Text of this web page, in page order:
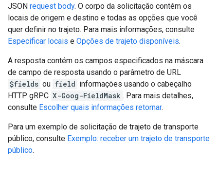
JSON request body. O corpo da solicitação contém os
locais de origem e destino e todas as opções que você
quer definir no trajeto. Para mais informações, consulte
Especificar locais e Opções de trajeto disponíveis.
A resposta contém os campos especificados na máscara
de campo de resposta usando o parâmetro de URL
$fields ou field informações usando o cabeçalho
HTTP gRPC X-Goog-FieldMask . Para mais detalhes,
consulte Escolher quais informações retornar.
Para um exemplo de solicitação de trajeto de transporte
público, consulte Exemplo: receber um trajeto de transporte
público.